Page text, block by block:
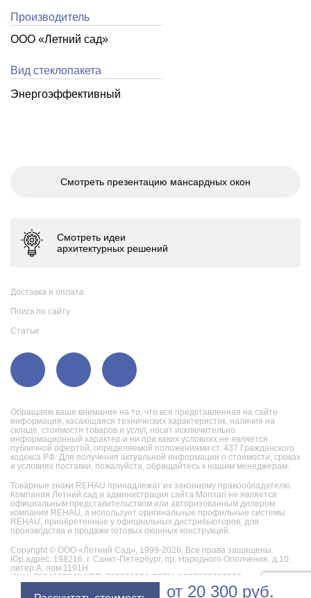
от 20 300 руб.
Производитель
ООО «Летний cад»
Вид стеклопакета
Энергоэффективный
Смотреть презентацию мансардных окон
Обращаем ваше внимание на то, что вся представленная на сайте
информация, касающаяся технических характеристик, наличия на
складе, стоимости товаров и услуг, носит исключительно
информационный характер и ни при каких условиях не является
публичной офертой, определяемой положениями ст. 437 Гражданского
кодекса РФ. Для получения актуальной информации о стоимости, сроках
и условиях поставки, пожалуйста, обращайтесь к нашим менеджерам.
Товарные знаки REHAU принадлежат их законному правообладателю.
Компания Летний сад и администрация сайта Monsari не является
официальным представительством или авторизованным дилером
компании REHAU, а использует оригинальные профильные системы
REHAU, приобретенные у официальных дистрибьюторов, для
производства и продажи готовых оконных конструкций.
Copyright © ООО «Летний Сад», 1999-2026, Все права защищены.
Юр.адрес: 198216, г. Санкт-Петербург, пр. Народного Ополчения, д.10,
литер.А, пом.1191Н.
ИНН: 7804130242 КПП: 780501001 ОГРН: 1027802487019
Доставка и оплата
Поиск по сайту
Статьи